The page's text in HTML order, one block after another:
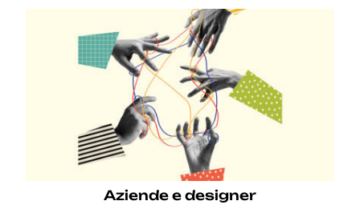
Aziende e designer